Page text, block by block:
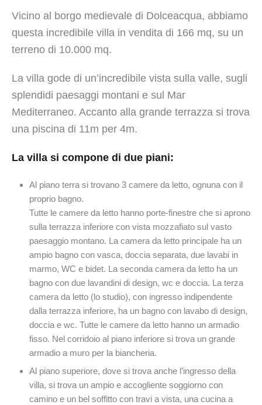
Vicino al borgo medievale di Dolceacqua, abbiamo
questa incredibile villa in vendita di 166 mq, su un
terreno di 10.000 mq.
La villa gode di un’incredibile vista sulla valle, sugli
splendidi paesaggi montani e sul Mar
Mediterraneo. Accanto alla grande terrazza si trova
una piscina di 11m per 4m.
La villa si compone di due piani:
Al piano terra si trovano 3 camere da letto, ognuna con il
proprio bagno.
Tutte le camere da letto hanno porte-finestre che si aprono
sulla terrazza inferiore con vista mozzafiato sul vasto
paesaggio montano. La camera da letto principale ha un
ampio bagno con vasca, doccia separata, due lavabi in
marmo, WC e bidet. La seconda camera da letto ha un
bagno con due lavandini di design, wc e doccia. La terza
camera da letto (lo studio), con ingresso indipendente
dalla terrazza inferiore, ha un bagno con lavabo di design,
doccia e wc. Tutte le camere da letto hanno un armadio
fisso. Nel corridoio al piano inferiore si trova un grande
armadio a muro per la biancheria.
Al piano superiore, dove si trova anche l’ingresso della
villa, si trova un ampio e accogliente soggiorno con
camino e un bel soffitto con travi a vista, una cucina a